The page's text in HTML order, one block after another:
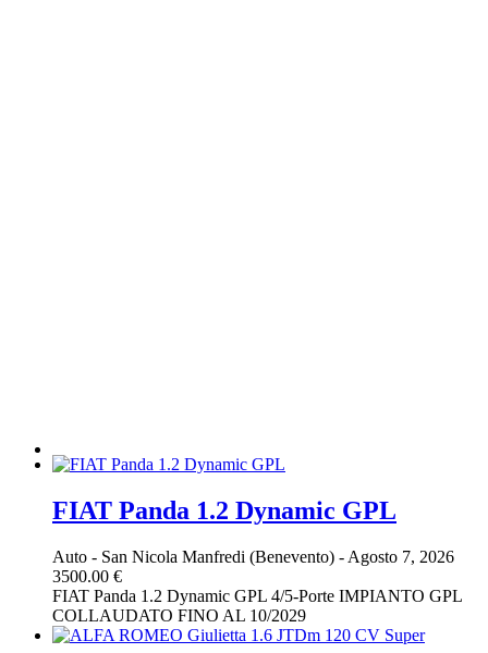
FIAT Panda 1.2 Dynamic GPL
Auto - San Nicola Manfredi (Benevento) - Agosto 7, 2026
3500.00 €
FIAT Panda 1.2 Dynamic GPL 4/5-Porte IMPIANTO GPL
COLLAUDATO FINO AL 10/2029